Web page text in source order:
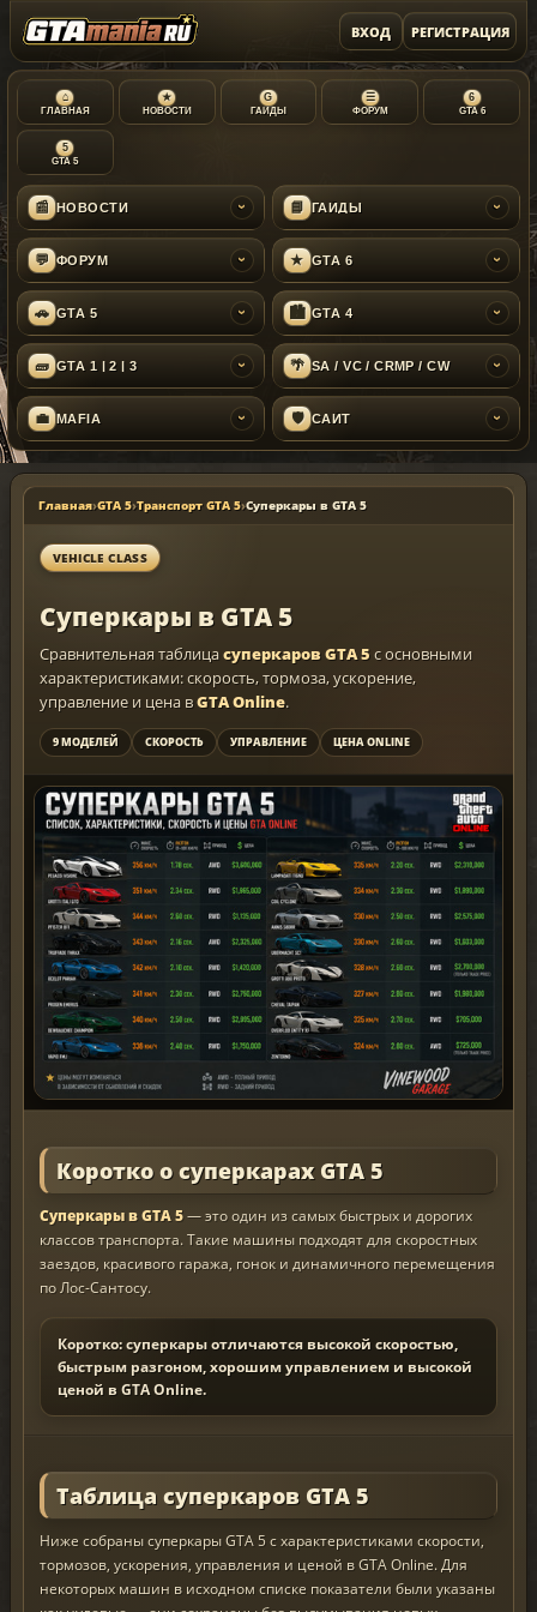
ВХОД РЕГИСТРАЦИЯ
⌂
ГЛАВНАЯ
★
НОВОСТИ
G
ГАЙДЫ
☰
ФОРУМ
6
GTA 6
5
GTA 5
📰 НОВОСТИ › 📘 ГАЙДЫ ›
💬 ФОРУМ › ★ GTA 6 ›
🚗 GTA 5 › 🏙 GTA 4 ›
🧱 GTA 1 | 2 | 3 › 🌴 SA / VC / CRMP / CW ›
💼 MAFIA › 🛡 САЙТ ›
Главная›GTA 5›Транспорт GTA 5›Суперкары в GTA 5
VEHICLE CLASS
Суперкары в GTA 5
Сравнительная таблица суперкаров GTA 5с основными
характеристиками: скорость, тормоза, ускорение,
управление и цена вGTA Online.
9 МОДЕЛЕЙ СКОРОСТЬ УПРАВЛЕНИЕ ЦЕНА ONLINE
Коротко о суперкарах GTA 5
Суперкары в GTA 5— это один из самых быстрых и дорогих
классов транспорта. Такие машины подходят для скоростных
заездов, красивого гаража, гонок и динамичного перемещения
по Лос-Сантосу.
Коротко: суперкары отличаются высокой скоростью,
быстрым разгоном, хорошим управлением и высокой
ценой в GTA Online.
Таблица суперкаров GTA 5
Ниже собраны суперкары GTA 5 с характеристиками скорости,
тормозов, ускорения, управления и ценой в GTA Online. Для
некоторых машин в исходном списке показатели были указаны